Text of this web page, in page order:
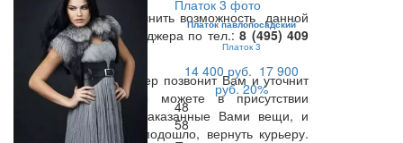
Вы также можете уточнить возможность данной
услуги у нашего менеджера по тел.:8 (495) 409
.
В день доставки Курьер позвонит Вам и уточнит
время доставки. Вы можете в присутствии
Курьера примерить заказанные Вами вещи, и
если что-то Вам не подошло, вернуть курьеру.
Платок павлопосадский
Платок 3
14 400 руб. 17 900
руб. 20%
48
58